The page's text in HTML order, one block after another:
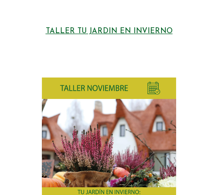
TALLER TU JARDIN EN INVIERNO